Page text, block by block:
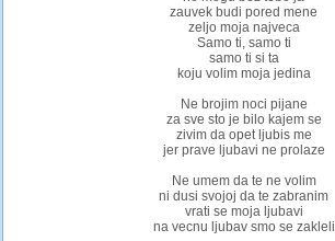
zauvek budi pored mene
zeljo moja najveca
Samo ti, samo ti
samo ti si ta
koju volim moja jedina
Ne brojim noci pijane
za sve sto je bilo kajem se
zivim da opet ljubis me
jer prave ljubavi ne prolaze
Ne umem da te ne volim
ni dusi svojoj da te zabranim
vrati se moja ljubavi
na vecnu ljubav smo se zakleli